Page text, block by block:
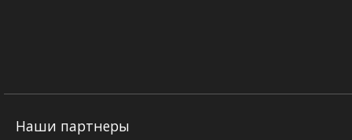
Наши партнеры